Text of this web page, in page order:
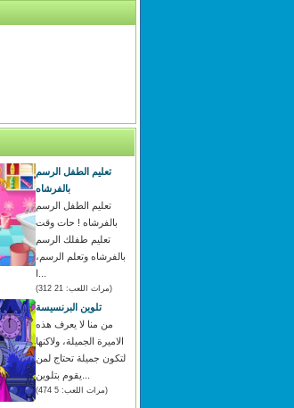
تعليم الطفل الرسم
بالفرشاه
تعليم الطفل الرسم
بالفرشاه ! حات وقت
تعليم طفلك الرسم
بالفرشاه وتعلم الرسم،
(مرات اللعب: 21 312)
تلوين البرنسيسة
من منا لا يعرف هذه
الاميرة الجميلة، ولاكنها
لتكون جميلة تحتاج لمن
(مرات اللعب: 5 474)